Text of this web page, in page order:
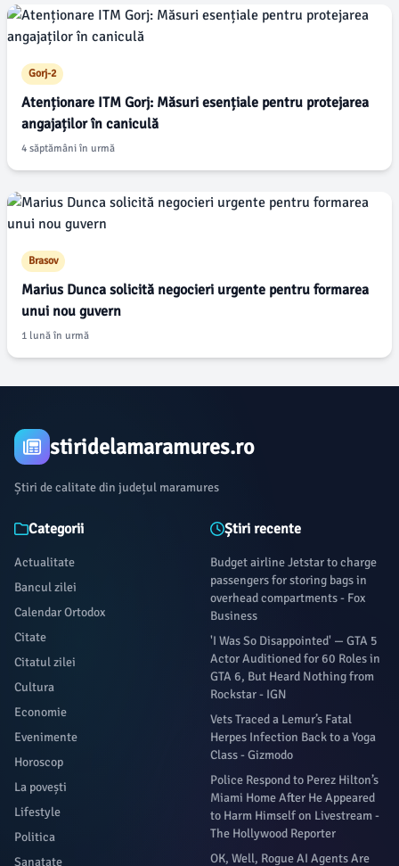
Gorj-2
Atenționare ITM Gorj: Măsuri esențiale pentru protejarea
angajaților în caniculă
4 săptămâni în urmă
Brasov
Marius Dunca solicită negocieri urgente pentru formarea
unui nou guvern
1 lună în urmă
stiridelamaramures.ro
Știri de calitate din județul maramures
Categorii
Actualitate
Bancul zilei
Calendar Ortodox
Citate
Citatul zilei
Cultura
Economie
Evenimente
Horoscop
La povești
Lifestyle
Politica
Sanatate
Știri recente
Budget airline Jetstar to charge
passengers for storing bags in
overhead compartments - Fox
Business
'I Was So Disappointed' — GTA 5
Actor Auditioned for 60 Roles in
GTA 6, But Heard Nothing from
Rockstar - IGN
Vets Traced a Lemur’s Fatal
Herpes Infection Back to a Yoga
Class - Gizmodo
Police Respond to Perez Hilton’s
Miami Home After He Appeared
to Harm Himself on Livestream -
The Hollywood Reporter
OK, Well, Rogue AI Agents Are